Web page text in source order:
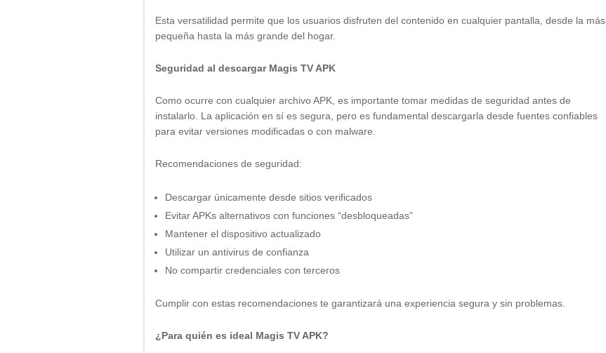
Esta versatilidad permite que los usuarios disfruten del contenido en cualquier pantalla, desde la más
pequeña hasta la más grande del hogar.
Seguridad al descargar Magis TV APK
Como ocurre con cualquier archivo APK, es importante tomar medidas de seguridad antes de
instalarlo. La aplicación en sí es segura, pero es fundamental descargarla desde fuentes confiables
para evitar versiones modificadas o con malware.
Recomendaciones de seguridad:
Descargar únicamente desde sitios verificados
Evitar APKs alternativos con funciones “desbloqueadas”
Mantener el dispositivo actualizado
Utilizar un antivirus de confianza
No compartir credenciales con terceros
Cumplir con estas recomendaciones te garantizará una experiencia segura y sin problemas.
¿Para quién es ideal Magis TV APK?